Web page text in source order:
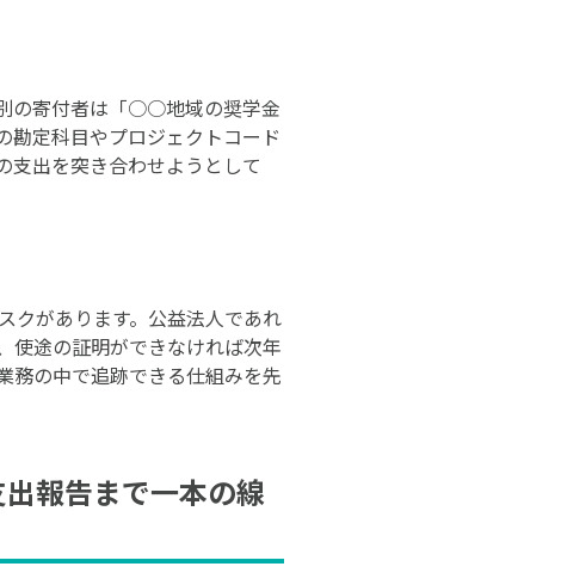
の寄付者は「○○地域の奨学金
勘定科目やプロジェクトコード
支出を突き合わせようとして
クがあります。公益法人であれ
使途の証明ができなければ次年
務の中で追跡できる仕組みを先
報告まで一本の線